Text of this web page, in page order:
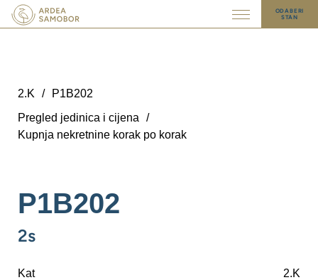
2.K /
P1B202
Pregled jedinica i cijena
/
Kupnja nekretnine korak po korak
P1B202
2s
Kat 2.K
ODABERI
STAN